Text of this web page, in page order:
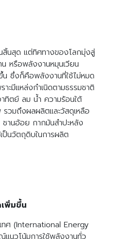
นสุด แต่ทิศทางของโลกมุ่งสู่
น หรือพลังงานหมุนเวียน
ซึ่งก็คือพลังงานที่ใช้ไม่หมด
าะมีแหล่งกำเนิดตามธรรมชาติ
ทิตย์ ลม น้ำ ความร้อนใต้
วมถึงผลผลิตและวัสดุเหลือ
านอ้อย กากมันสำปะหลัง
ป็นวัตถุดิบในการผลิต
พิ่มขึ้น
ทศ (International Energy
นวโน้มการใช้พลังงานทั่ว